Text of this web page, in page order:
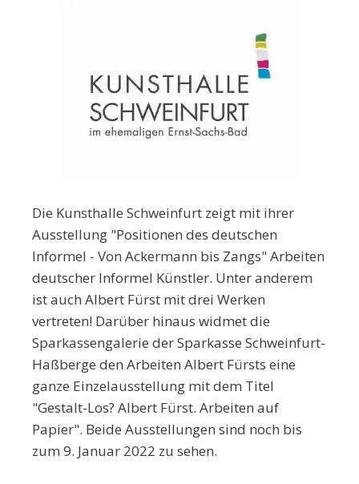
Die Kunsthalle Schweinfurt zeigt mit ihrer
Ausstellung "Positionen des deutschen
Informel - Von Ackermann bis Zangs" Arbeiten
deutscher Informel Künstler. Unter anderem
ist auch Albert Fürst mit drei Werken
vertreten! Darüber hinaus widmet die
Sparkassengalerie der Sparkasse Schweinfurt-
Haßberge den Arbeiten Albert Fürsts eine
ganze Einzelausstellung mit dem Titel
"Gestalt-Los? Albert Fürst. Arbeiten auf
Papier". Beide Ausstellungen sind noch bis
zum 9. Januar 2022 zu sehen.